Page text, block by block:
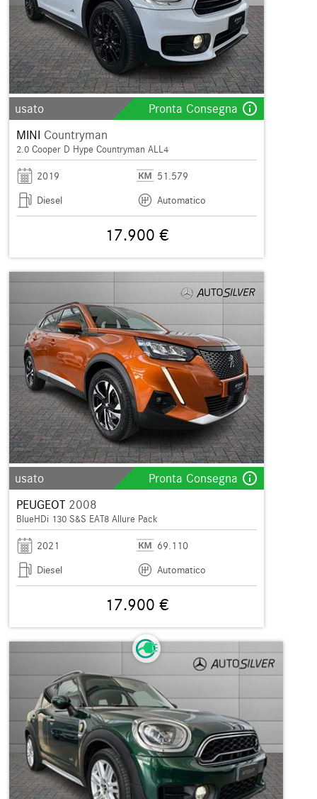
usato Pronta Consegna info_outline
MINI Countryman
2.0 Cooper D Hype Countryman ALL4
2019
51.579
Diesel
Automatico
17.900 €
usato Pronta Consegna info_outline
PEUGEOT 2008
BlueHDi 130 S&S EAT8 Allure Pack
2021
69.110
Diesel
Automatico
17.900 €